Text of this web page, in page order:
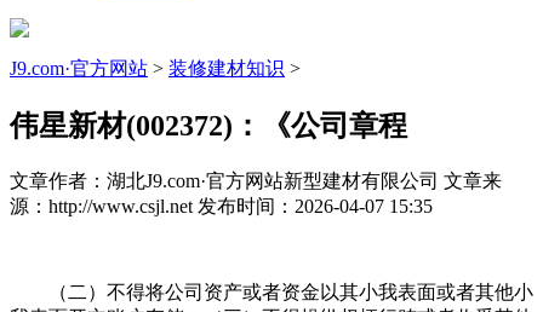
J9.com·官方网站 > 装修建材知识 >
伟星新材(002372)：《公司章程
文章作者：湖北J9.com·官方网站新型建材有限公司 文章来
源：http://www.csjl.net 发布时间：2026-04-07 15:35
（二）不得将公司资产或者资金以其小我表面或者其他小